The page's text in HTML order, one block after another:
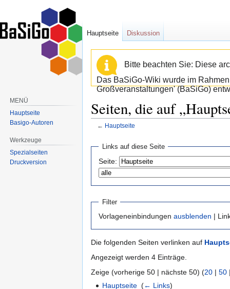
Bitte beachten Sie: Diese
Das BaSiGo-Wiki wurde im
Großveranstaltungen' (BaSiGo)
Seiten, die auf
← Hauptseite
Navigation
springen
springen
Links auf diese Seite
Seite:
Filter
Vorlageneinbindungen ausblenden |
Die folgenden Seiten verlinken auf
Angezeigt werden 4 Einträge.
Zeige (vorherige 50 | nächste 50) (20 | 50
Hauptseite ‎(← Links)
Hauptseite Diskussion
MENÜ
Hauptseite
Basigo-Autoren
Werkzeuge
Spezialseiten
Druckversion